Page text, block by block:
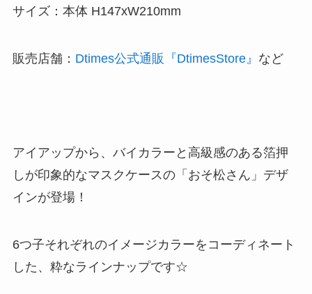
サイズ：本体 H147xW210mm
販売店舗： Dtimes公式通販『DtimesStore』 など
アイアップから、バイカラーと高級感のある箔押
しが印象的なマスクケースの「おそ松さん」デザ
インが登場！
6つ子それぞれのイメージカラーをコーディネート
した、粋なラインナップです☆